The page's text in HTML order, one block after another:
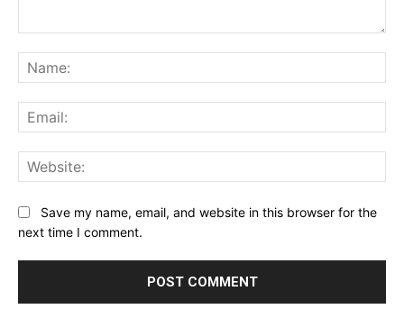
Save my name, email, and website in this browser for the
next time I comment.